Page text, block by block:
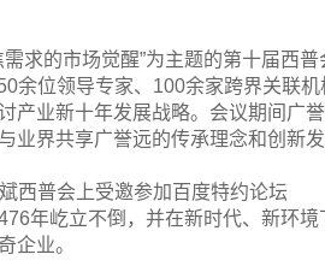
的市场觉醒”为主题的第十届西普
余位领导专家、100余家跨界关联
产业新十年发展战略。会议期间广
界共享广誉远的传承理念和创新发
西普会上受邀参加百度特约论坛
年屹立不倒，并在新时代、新环
企业。